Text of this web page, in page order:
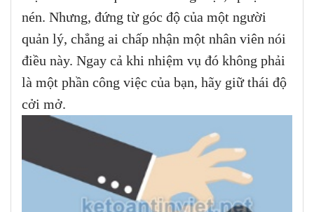
nén. Nhưng, đứng từ góc độ của một người
quản lý, chẳng ai chấp nhận một nhân viên nói
điều này. Ngay cả khi nhiệm vụ đó không phải
là một phần công việc của bạn, hãy giữ thái độ
cởi mở.